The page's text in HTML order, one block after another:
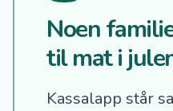
Noen
til mat i
Kassalapp står